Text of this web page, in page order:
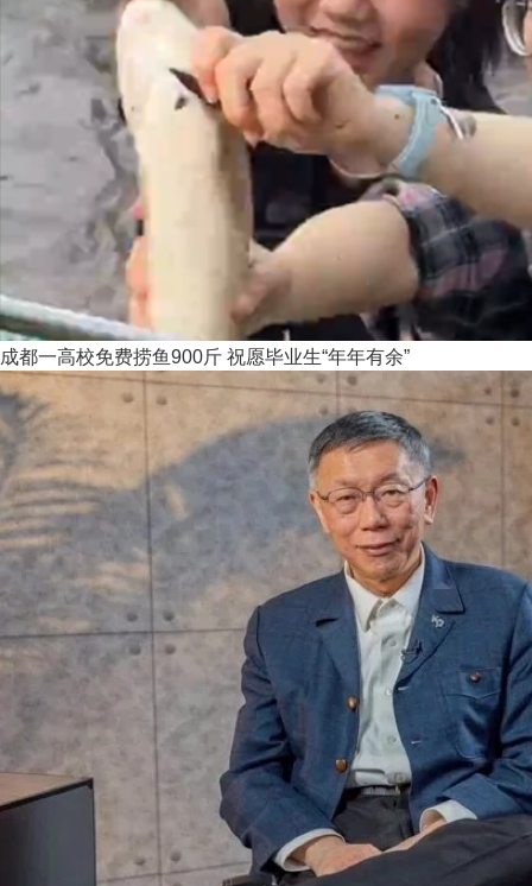
成都一高校免费捞鱼900斤 祝愿毕业生“年年有余”